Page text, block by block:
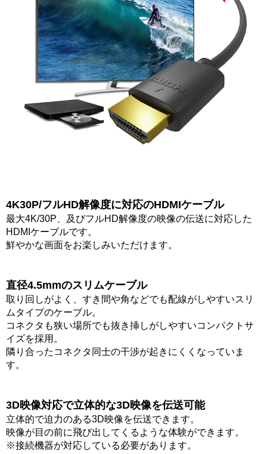
4K30P/フルHD解像度に対応のHDMIケーブル
最大4K/30P、及びフルHD解像度の映像の伝送に対応した
HDMIケーブルです。
鮮やかな画面をお楽しみいただけます。
直径4.5mmのスリムケーブル
取り回しがよく、すき間や角などでも配線がしやすいスリ
ムタイプのケーブル。
コネクタも狭い場所でも抜き挿しがしやすいコンパクトサ
イズを採用。
隣り合ったコネクタ同士の干渉が起きにくくなっていま
す。
3D映像対応で立体的な3D映像を伝送可能
立体的で迫力のある3D映像を伝送できます。
映像が目の前に飛び出してくるような体験ができます。
※接続機器が対応している必要があります。